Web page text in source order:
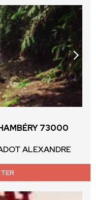
73000
ALEXANDRE